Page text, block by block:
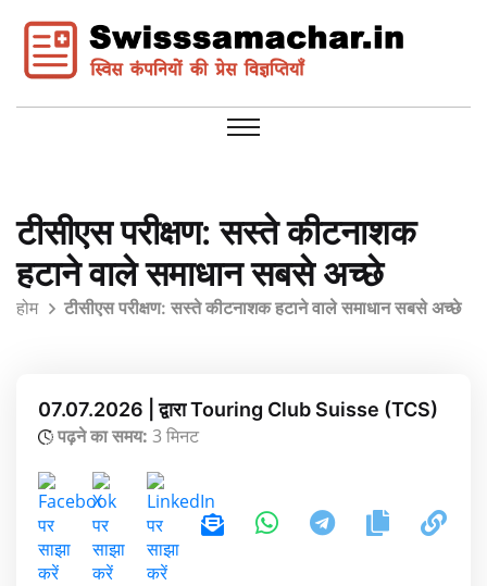
टीसीएस परीक्षण: सस्ते कीटनाशक
हटाने वाले समाधान सबसे अच्छे
होम टीसीएस परीक्षण: सस्ते कीटनाशक हटाने वाले समाधान सबसे अच्छे
07.07.2026 | द्वारा Touring Club Suisse (TCS)
पढ़ने का समय: 3 मिनट